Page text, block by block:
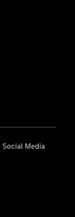
Social Media